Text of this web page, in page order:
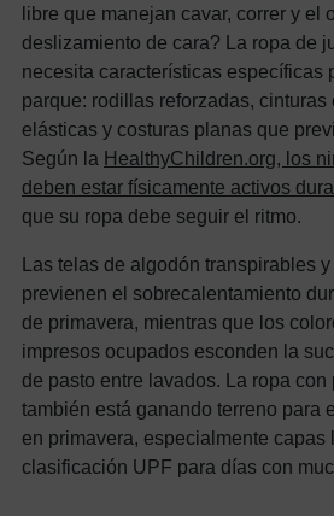
libre que manejan cavar, correr y el
deslizamiento de cara? La ropa de
necesita características específicas
parque: rodillas reforzadas,
elásticas y costuras planas que
Según la HealthyChildren.org, los
deben estar físicamente activos
que su ropa debe seguir el ritmo.
Las telas de algodón transpirables
previenen el sobrecalentamiento
de primavera, mientras que los
impresos ocupados esconden la
de pasto entre lavados. La ropa
también está ganando terreno para
en primavera, especialmente capas
clasificación UPF para días con